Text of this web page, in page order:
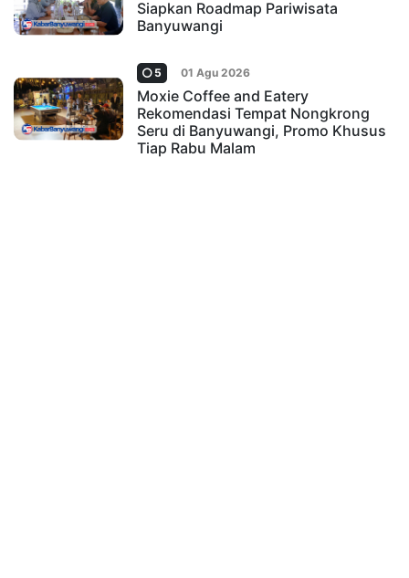
Siapkan Roadmap Pariwisata
Banyuwangi
5 01 Agu 2026
Moxie Coffee and Eatery
Rekomendasi Tempat Nongkrong
Seru di Banyuwangi, Promo Khusus
Tiap Rabu Malam